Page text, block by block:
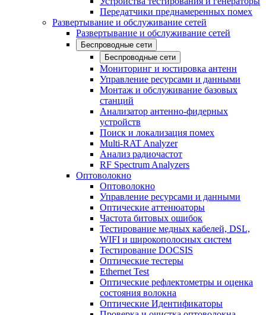
Передатчики преднамеренных помех
Развертывание и обслуживание сетей
Развертывание и обслуживание сетей
Беспроводные сети
Беспроводные сети
Мониторинг и юстировка антенн
Управление ресурсами и данными
Монтаж и обслуживание базовых
станций
Анализатор антенно-фидерных
устройств
Поиск и локализация помех
Multi-RAT Analyzer
Анализ радиочастот
RF Spectrum Analyzers
Оптоволокно
Оптоволокно
Управление ресурсами и данными
Оптические aттенюаторы
Частота битовых ошибок
Тестирование медных кабелей, DSL,
WIFI и широкополосных систем
Тестирование DOCSIS
Оптические тестеры
Ethernet Test
Оптические рефлектометры и оценка
состояния волокна
Оптические Идентификаторы